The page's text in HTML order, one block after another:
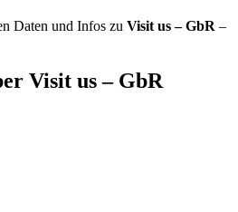
Daten und Infos zu Visit us – GbR –
Visit us – GbR